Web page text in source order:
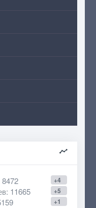
+4
8472
+5
: 11665
+1